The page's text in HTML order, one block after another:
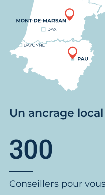
Un ancrage
300
Conseillers pour